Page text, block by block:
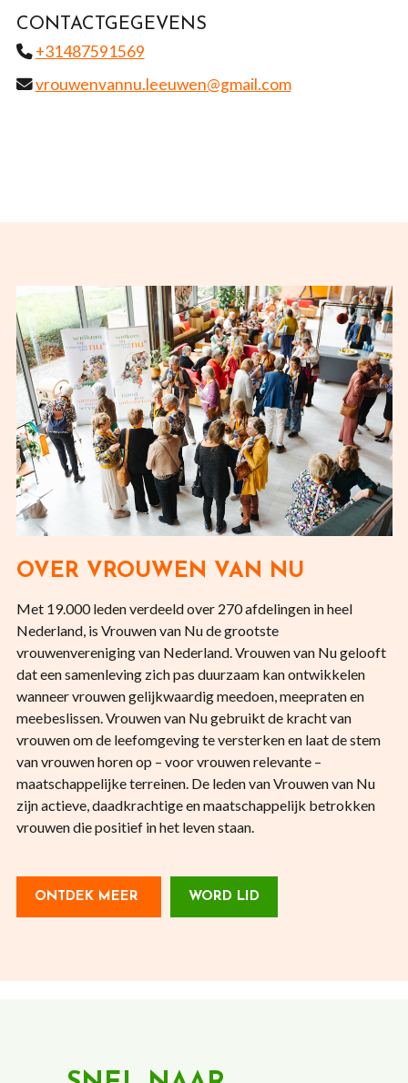
CONTACTGEGEVENS
+31487591569
vrouwenvannu.leeuwen@gmail.com
OVER VROUWEN VAN NU
Met 19.000 leden verdeeld over 270 afdelingen in heel
Nederland, is Vrouwen van Nu de grootste
vrouwenvereniging van Nederland. Vrouwen van Nu gelooft
dat een samenleving zich pas duurzaam kan ontwikkelen
wanneer vrouwen gelijkwaardig meedoen, meepraten en
meebeslissen. Vrouwen van Nu gebruikt de kracht van
vrouwen om de leefomgeving te versterken en laat de stem
van vrouwen horen op – voor vrouwen relevante –
maatschappelijke terreinen. De leden van Vrouwen van Nu
zijn actieve, daadkrachtige en maatschappelijk betrokken
vrouwen die positief in het leven staan.
ONTDEK MEER WORD LID